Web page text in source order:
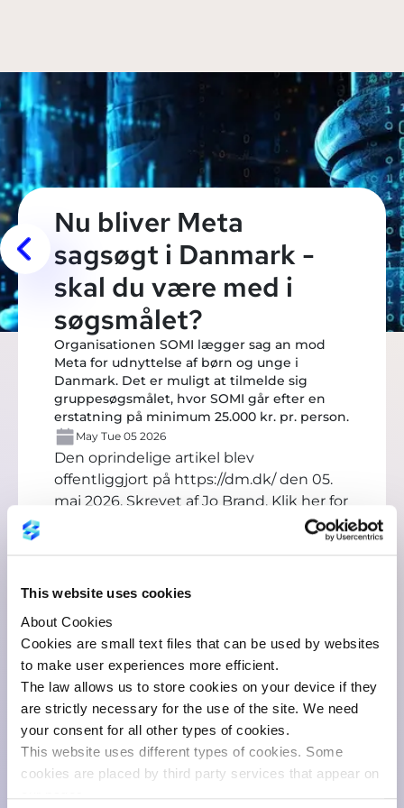
This website uses cookies
About Cookies
Cookies are small text files that can be used by websites
to make user experiences more efficient.
The law allows us to store cookies on your device if they
are strictly necessary for the use of the site. We need
your consent for all other types of cookies.
This website uses different types of cookies. Some
cookies are placed by third party services that appear on
Nu bliver Meta
sagsøgt i Danmark -
skal du være med i
søgsmålet?
Organisationen SOMI lægger sag an mod
Meta for udnyttelse af børn og unge i
Danmark. Det er muligt at tilmelde sig
gruppesøgsmålet, hvor SOMI går efter en
erstatning på minimum 25.000 kr. pr. person.
May Tue 05 2026
Den oprindelige artikel blev
offentliggjort på https://dm.dk/den 05.
maj 2026. Skrevet af Jo Brand. Klik her for
Du kan måske også lide: